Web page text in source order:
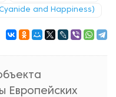
and Happiness)
Европейских